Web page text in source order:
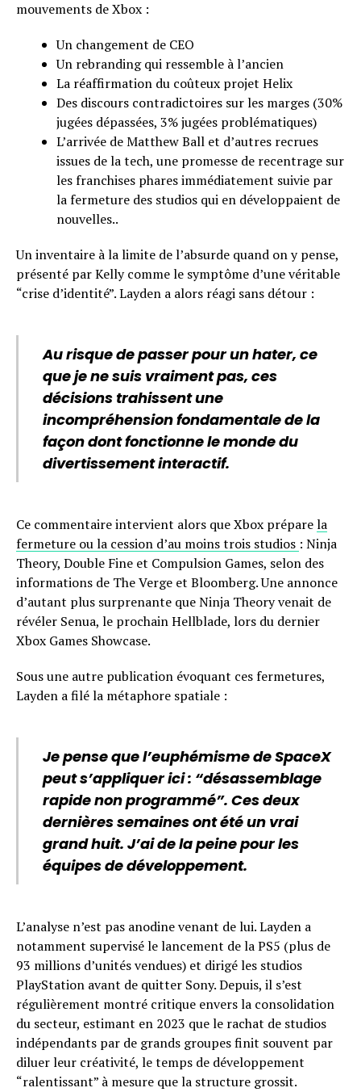
mouvements de Xbox :
Un changement de CEO
Un rebranding qui ressemble à l’ancien
La réaffirmation du coûteux projet Helix
Des discours contradictoires sur les marges (30%
jugées dépassées, 3% jugées problématiques)
L’arrivée de Matthew Ball et d’autres recrues
issues de la tech, une promesse de recentrage sur
les franchises phares immédiatement suivie par
la fermeture des studios qui en développaient de
nouvelles..
Un inventaire à la limite de l’absurde quand on y pense,
présenté par Kelly comme le symptôme d’une véritable
“crise d’identité”. Layden a alors réagi sans détour :
Au risque de passer pour un hater, ce
que je ne suis vraiment pas, ces
décisions trahissent une
incompréhension fondamentale de la
façon dont fonctionne le monde du
divertissement interactif.
Ce commentaire intervient alors que Xbox préparela
fermeture ou la cession d’au moins trois studios : Ninja
Theory, Double Fine et Compulsion Games, selon des
informations de The Verge et Bloomberg. Une annonce
d’autant plus surprenante que Ninja Theory venait de
révéler Senua, le prochain Hellblade, lors du dernier
Xbox Games Showcase.
Sous une autre publication évoquant ces fermetures,
Layden a filé la métaphore spatiale :
Je pense que l’euphémisme de SpaceX
peut s’appliquer ici : “désassemblage
rapide non programmé”. Ces deux
dernières semaines ont été un vrai
grand huit. J’ai de la peine pour les
équipes de développement.
L’analyse n’est pas anodine venant de lui. Layden a
notamment supervisé le lancement de la PS5 (plus de
93 millions d’unités vendues) et dirigé les studios
PlayStation avant de quitter Sony. Depuis, il s’est
régulièrement montré critique envers la consolidation
du secteur, estimant en 2023 que le rachat de studios
indépendants par de grands groupes finit souvent par
diluer leur créativité, le temps de développement
“ralentissant” à mesure que la structure grossit.